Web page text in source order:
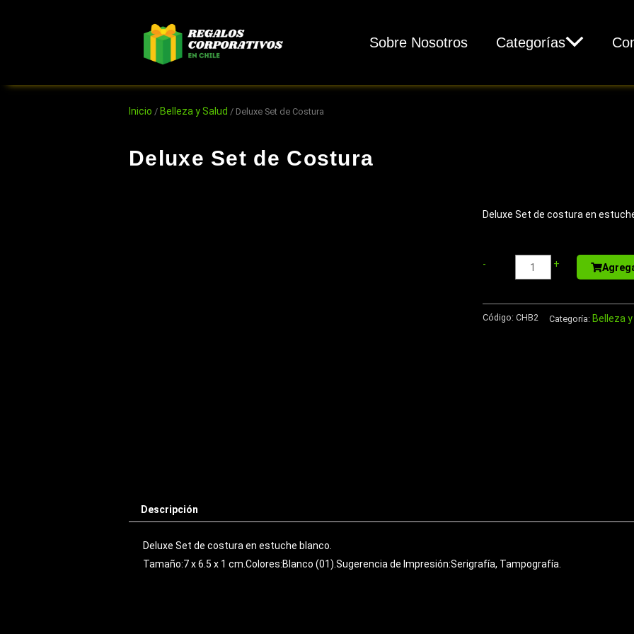
Sobre Nosotros Categorías
Inicio / Belleza y Salud / Deluxe Set de Costura
Deluxe Set de Costura
Deluxe Set de costura en
-
cantidad
+
Código: CHB2 Categoría: Belleza
Descripción
Deluxe Set de costura en estuche blanco.
Tamaño:7 x 6.5 x 1 cm.Colores:Blanco (01).Sugerencia de Impresión:Serigrafía, Tampografía.